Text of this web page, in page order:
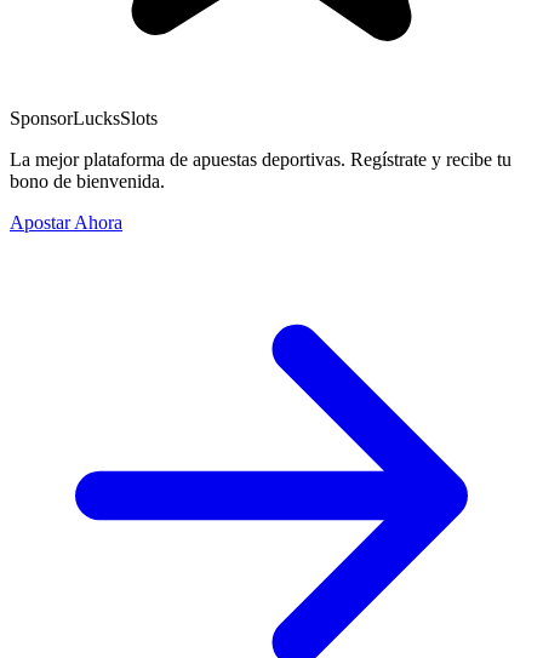
SponsorLucksSlots
La mejor plataforma de apuestas deportivas. Regístrate y recibe tu
bono de bienvenida.
Apostar Ahora